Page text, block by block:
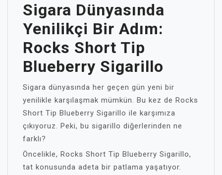
Sigara Dünyasında
Yenilikçi Bir Adım:
Rocks Short Tip
Blueberry Sigarillo
Sigara dünyasında her geçen gün yeni bir
yenilikle karşılaşmak mümkün. Bu kez de Rocks
Short Tip Blueberry Sigarillo ile karşımıza
çıkıyoruz. Peki, bu sigarillo diğerlerinden ne
farklı?
Öncelikle, Rocks Short Tip Blueberry Sigarillo,
tat konusunda adeta bir patlama yaşatıyor.